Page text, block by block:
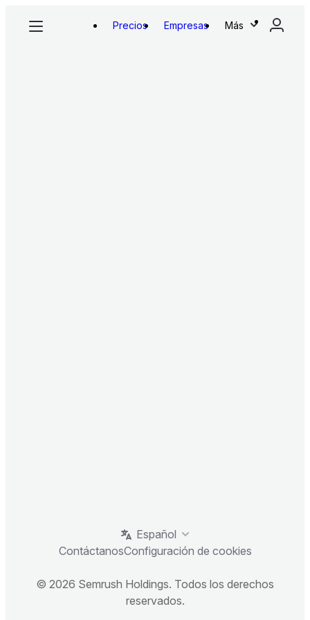
Precios Empresas Más
Español
ContáctanosConfiguración de cookies
© 2026 Semrush Holdings. Todos los derechos
reservados.